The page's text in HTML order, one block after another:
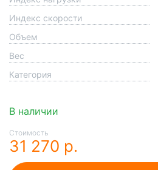
Индекс скорости
Объем
Вес
Категория
В наличии
Стоимость
31 270 р.